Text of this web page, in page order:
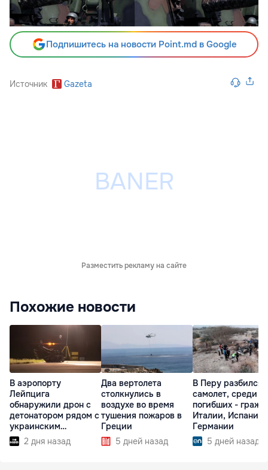
Подпишитесь на новости Point.md в Google
Источник Gazeta
Разместить рекламу на сайте
Похожие новости
В аэропорту
Лейпцига
обнаружили дрон с
детонатором рядом с
украинским
самолетом
2 дня назад
Два вертолета
столкнулись в
воздухе во время
тушения пожаров в
Греции
5 дней назад
В Перу разбился
самолет, среди
погибших -
Италии, Испании
Германии
5 дней назад